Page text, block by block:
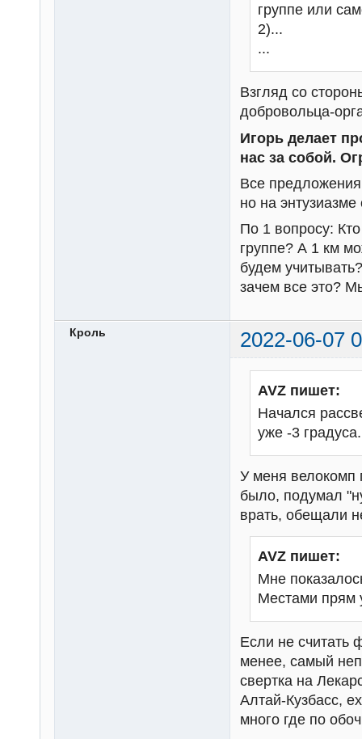
группе или
2)...
...
Взгляд со
добровольца-
Игорь делает
нас за собой.
Все
но на
По 1 вопросу:
группе? А 1 км
будем
зачем все это?
Кроль 2022-06-07
AVZ пишет:
Начался
уже -3 градуса.
У меня велокомп
было, подумал
врать, обещали
AVZ пишет:
Мне
Местами прям
Если не считать
менее, самый
свертка на
Алтай-Кузбасс,
много где по